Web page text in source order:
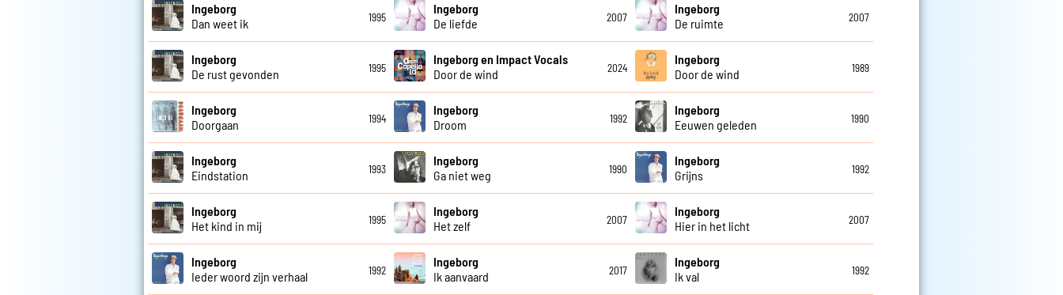
Ingeborg
Dan weet ik
1995
Ingeborg
De liefde
2007
Ingeborg
De ruimte
2007
Ingeborg
De rust gevonden
1995
Ingeborg en Impact Vocals
Door de wind
2024
Ingeborg
Door de wind
1989
Ingeborg
Doorgaan
1994
Ingeborg
Droom
1992
Ingeborg
Eeuwen geleden
1990
Ingeborg
Eindstation
1993
Ingeborg
Ga niet weg
1990
Ingeborg
Grijns
1992
Ingeborg
Het kind in mij
1995
Ingeborg
Het zelf
2007
Ingeborg
Hier in het licht
2007
Ingeborg
Ieder woord zijn verhaal
1992
Ingeborg
Ik aanvaard
2017
Ingeborg
Ik val
1992